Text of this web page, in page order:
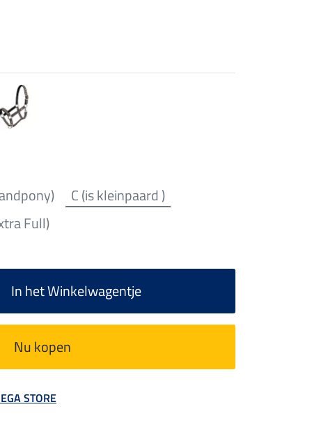
C (is kleinpaard )
Full)
In het Winkelwagentje
Nu kopen
STORE